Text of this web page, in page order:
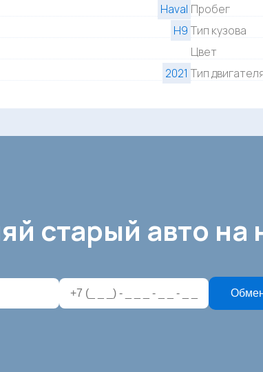
Haval
H9
2021
Пробег
Тип кузова
Цвет
Тип
старый авто на